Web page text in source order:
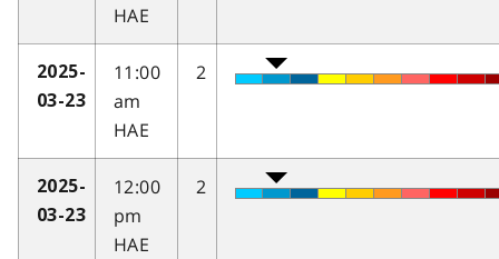
HAE
2025-
03-23
11:00
am
HAE
2
2025-
03-23
12:00
pm
HAE
2